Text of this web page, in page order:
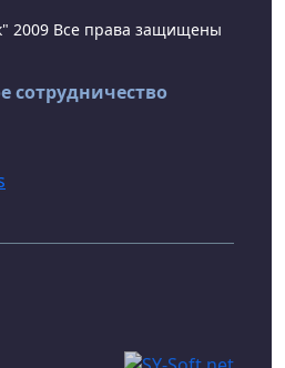
2009 Все права защищены